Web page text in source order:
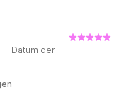
· Datum der